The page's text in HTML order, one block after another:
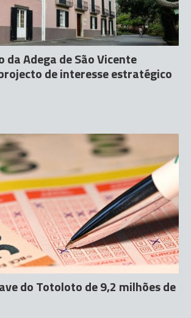
da Adega de São Vicente
de interesse estratégico
do Totoloto de 9,2 milhões de